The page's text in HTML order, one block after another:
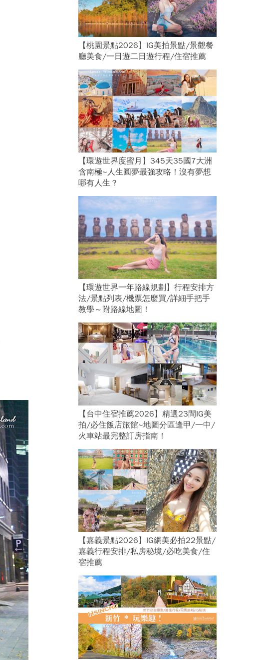
【桃園景點2026】IG美拍景點/景觀餐
廳美食/一日遊二日遊行程/住宿推薦
【環遊世界度蜜月】345天35國7大洲
含南極~人生圓夢最強攻略！沒有夢想
哪有人生？
【環遊世界一年路線規劃】行程安排方
法/景點列表/機票怎麼買/詳細手把手
教學～附路線地圖！
【台中住宿推薦2026】精選23間IG美
拍/必住飯店旅館~地圖分區逢甲/一中/
火車站最完整訂房指南！
【嘉義景點2026】IG網美必拍22景點/
嘉義行程安排/私房秘境/必吃美食/住
宿推薦